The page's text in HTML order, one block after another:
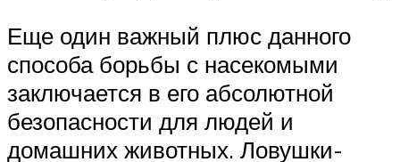
Еще один важный плюс данного
способа борьбы с насекомыми
заключается в его абсолютной
безопасности для людей и
домашних животных. Ловушки-